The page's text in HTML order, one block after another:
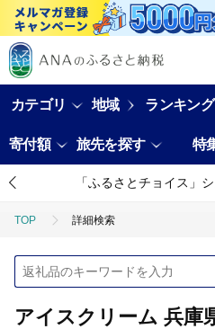
カテゴリ 地域 ランキング
寄付額 旅先を探す 特
「ふるさとチョイス」
TOP 詳細検索
アイスクリーム 兵庫